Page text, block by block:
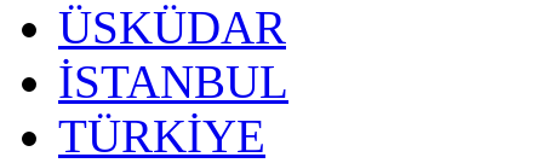
ÜSKÜDAR
İSTANBUL
TÜRKİYE